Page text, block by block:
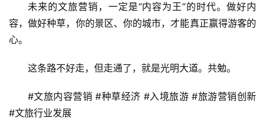
未来的文旅营销，一定是“内容为王”的时代。做好内
容，做好种草，你的景区、你的城市，才能真正赢得游客的
心。
这条路不好走，但走通了，就是光明大道。共勉。
#文旅内容营销 #种草经济 #入境旅游 #旅游营销创新
#文旅行业发展